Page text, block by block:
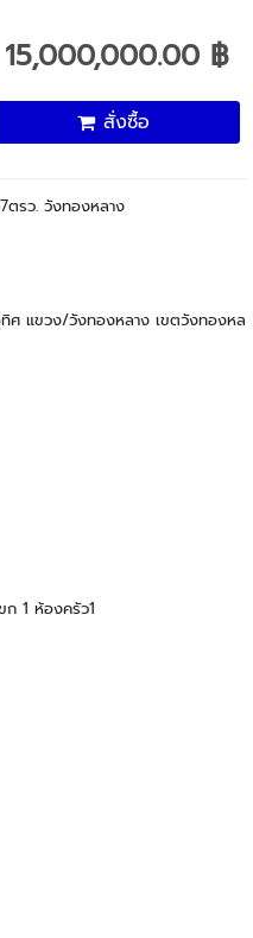
15,000,000.00 ฿
สั่งซื้อ
ตรว. วังทองหลาง
ศ แขวง/วังทองหลาง เขตวังทองหล
1 ห้องครัว1